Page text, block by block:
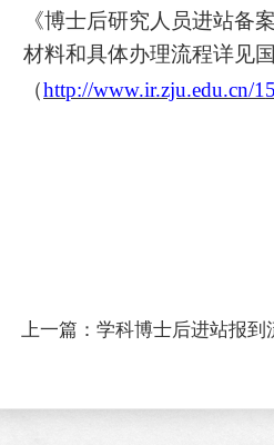
《博士后研究人员进站备
材料和具体办理流程详见
（http://www.ir.zju.edu.cn/1
上一篇：学科博士后进站报到